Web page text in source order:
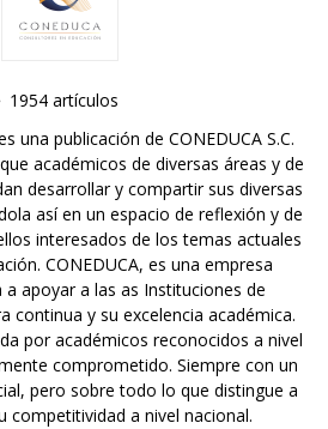
1954 artículos
una publicación de CONEDUCA S.C.
académicos de diversas áreas y de
desarrollar y compartir sus diversas
así en un espacio de reflexión y de
interesados de los temas actuales
CONEDUCA, es una empresa
a apoyar a las as Instituciones de
continua y su excelencia académica.
por académicos reconocidos a nivel
comprometido. Siempre con un
pero sobre todo lo que distingue a
competitividad a nivel nacional.